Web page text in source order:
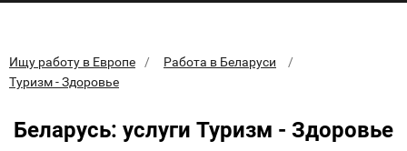
Ищу работу в Европе
Работа в Беларуси
Туризм - Здоровье
Беларусь: услуги Туризм - Здоровье